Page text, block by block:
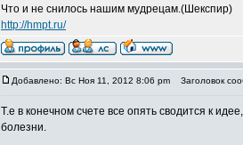
Что и не снилось нашим мудрецам.(Шекспир)
http://hmpt.ru/
Добавлено: Вс Ноя 11, 2012 8:06 pm Заголовок
Т.е в конечном счете все опять сводится к
болезни.